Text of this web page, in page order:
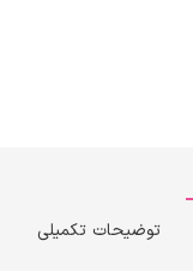
توضیحات تکمیلی